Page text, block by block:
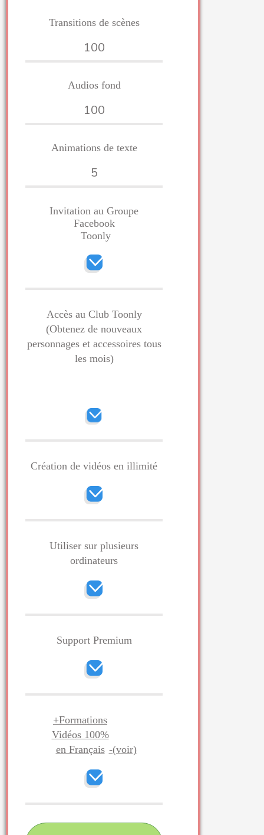
Transitions de scènes
100
Audios fond
100
Animations de texte
5
Invitation au Groupe
Facebook
Toonly
Accès au Club Toonly
(Obtenez de nouveaux
personnages etaccessoires tous
les mois)
Création de vidéos en illimité
Utiliser sur plusieurs
ordinateurs
Support Premium
+Formations
Vidéos 100%
en Français -(voir)